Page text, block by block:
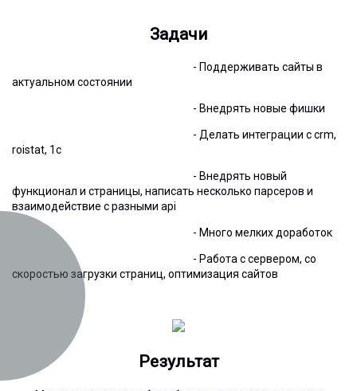
Задачи
- Поддерживать сайты в
актуальном состоянии
- Внедрять новые фишки
- Делать интеграции с crm,
roistat, 1с
- Внедрять новый
функционал и страницы, написать несколько парсеров и
взаимодействие с разными api
- Много мелких доработок
- Работа с сервером, со
скоростью загрузки страниц, оптимизация сайтов
Результат